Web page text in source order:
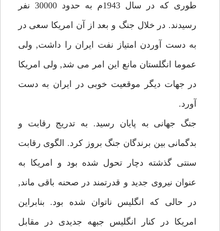
طورى كه در سال 1943م به حدود 30000 نفر
رسيدند. در خلال جنگ و بعد از آن امريكا سعى در
به دست آوردن امتياز نفت ايران را داشت, ولى
عموما انگلستان مانع اين امر مى شد, ولى امريكا
در جهات ديگر موقعيت خوبى در ايران به دست
آورد.
جنگ جهانى به پايان رسيد. به تدريج رقابت و
بدگمانى بين برندگان جنگ بروز كرد. الگوى رقابت
سنتى گذشته دچار تحول شده بود و امريكا به
عنوان نيروى جديد و قدرتمند در صحنه باقى ماند,
در حالى كه انگليس ناتوان شده بود. بنابراين
امريكا در كنار انگليس جبهه جديدى در مقابل